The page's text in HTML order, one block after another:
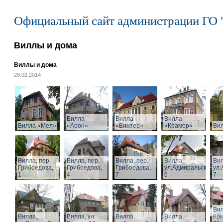
Официальный сайт администрации ГО
Виллы и дома
Виллы и дома
28.02.2014
Вилла «Мел»
Вилла
«Арон»
Вилла
«Винтер»
Вилла
«Крамер»
Вилла, пер.
Грибоедова,
1
Вилла, пер.
Грибоедова,
4
Вилла, пер.
Грибоедова,
7
Вилла,
ул.Адмиральская,
6
7
Вилла,
Вилла, ул.
Вилла,
Вилла,